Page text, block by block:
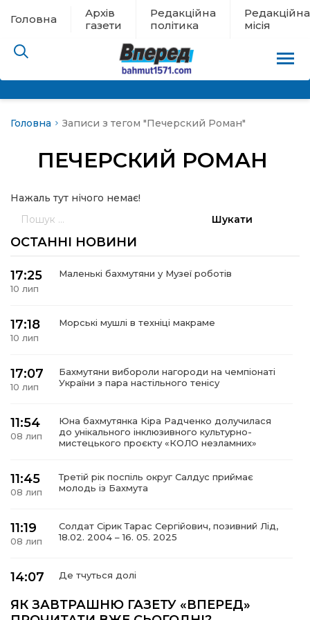
Головна
Архів
газети
Редакційна
політика
Редакційна
місія
евакуації
новини
місія
Головна Записи з тегом "Печерский Роман"
ПЕЧЕРСКИЙ РОМАН
Нажаль тут нічого немає!
ОСТАННІ НОВИНИ
17:25
10 лип
Маленькі бахмутяни у Музеї роботів
17:18
10 лип
Морські мушлі в техніці макраме
17:07
10 лип
Бахмутяни вибороли нагороди на чемпіонаті
України з пара настільного тенісу
11:54
08 лип
Юна бахмутянка Кіра Радченко долучилася
до унікального інклюзивного культурно-
мистецького проєкту «КОЛО незламних»
11:45
08 лип
Третій рік поспіль округ Салдус приймає
молодь із Бахмута
11:19
08 лип
Солдат Сірик Тарас Сергійович, позивний Лід,
18.02. 2004 – 16. 05. 2025
14:07 Де тчуться долі
ЯК ЗАВТРАШНЮ ГАЗЕТУ «ВПЕРЕД»